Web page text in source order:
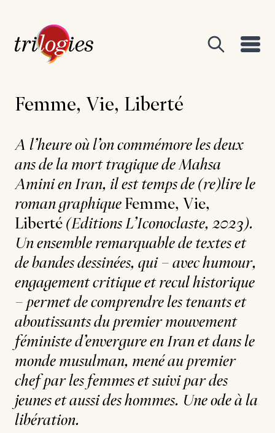
Femme, Vie, Liberté
A l’heure où l’on commémore les deux
ans de la mort tragique de Mahsa
Amini en Iran, il est temps de (re)lire le
roman graphique Femme, Vie,
Liberté (Editions L’Iconoclaste, 2023).
Un ensemble remarquable de textes et
de bandes dessinées, qui – avec humour,
engagement critique et recul historique
– permet de comprendre les tenants et
aboutissants du premier mouvement
féministe d’envergure en Iran et dans le
monde musulman, mené au premier
chef par les femmes et suivi par des
jeunes et aussi des hommes. Une ode à la
libération.